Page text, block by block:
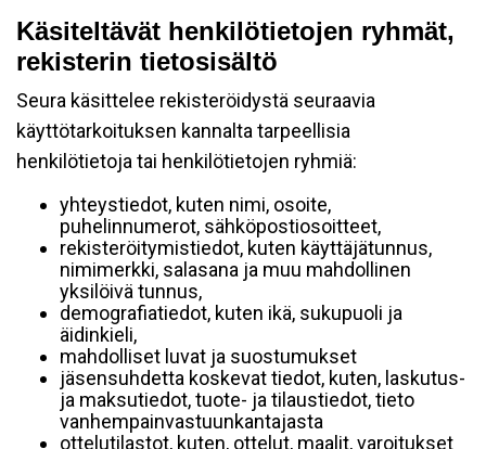
Käsiteltävät henkilötietojen ryhmät,
rekisterin tietosisältö
Seura käsittelee rekisteröidystä seuraavia
käyttötarkoituksen kannalta tarpeellisia
henkilötietoja tai henkilötietojen ryhmiä:
yhteystiedot, kuten nimi, osoite,
puhelinnumerot, sähköpostiosoitteet,
rekisteröitymistiedot, kuten käyttäjätunnus,
nimimerkki, salasana ja muu mahdollinen
yksilöivä tunnus,
demografiatiedot, kuten ikä, sukupuoli ja
äidinkieli,
mahdolliset luvat ja suostumukset
jäsensuhdetta koskevat tiedot, kuten, laskutus-
ja maksutiedot, tuote- ja tilaustiedot, tieto
vanhempainvastuunkantajasta
ottelutilastot, kuten, ottelut, maalit, varoitukset